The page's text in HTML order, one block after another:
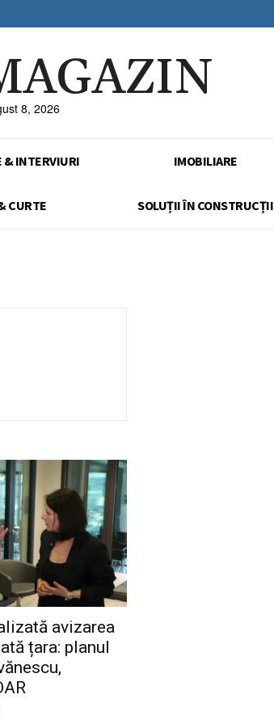
8, 2026
& INTERVIURI IMOBILIARE
CURTE SOLUȚII ÎN CONSTRUCȚII
avizarea
țara: planul